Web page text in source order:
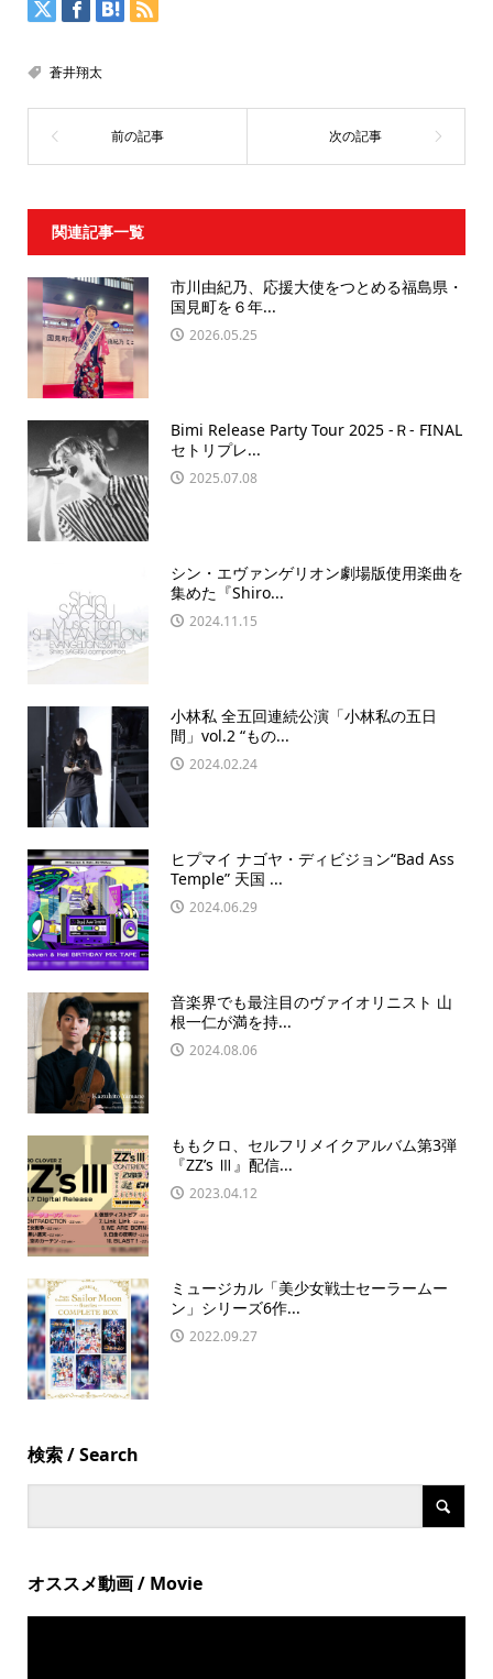
蒼井翔太
関連記事一覧
市川由紀乃、応援大使をつとめる福島県・
国見町を６年...
2026.05.25
Bimi Release Party Tour 2025 -Ｒ- FINAL
セトリプレ...
2025.07.08
シン・エヴァンゲリオン劇場版使用楽曲を
集めた『Shiro...
2024.11.15
小林私 全五回連続公演「小林私の五日
間」vol.2 “もの...
2024.02.24
ヒプマイ ナゴヤ・ディビジョン“Bad Ass
Temple” 天国 ...
2024.06.29
音楽界でも最注目のヴァイオリニスト 山
根一仁が満を持...
2024.08.06
ももクロ、セルフリメイクアルバム第3弾
『ZZ’s Ⅲ』配信...
2023.04.12
ミュージカル「美少女戦士セーラームー
ン」シリーズ6作...
2022.09.27
検索 / Search
オススメ動画 / Movie